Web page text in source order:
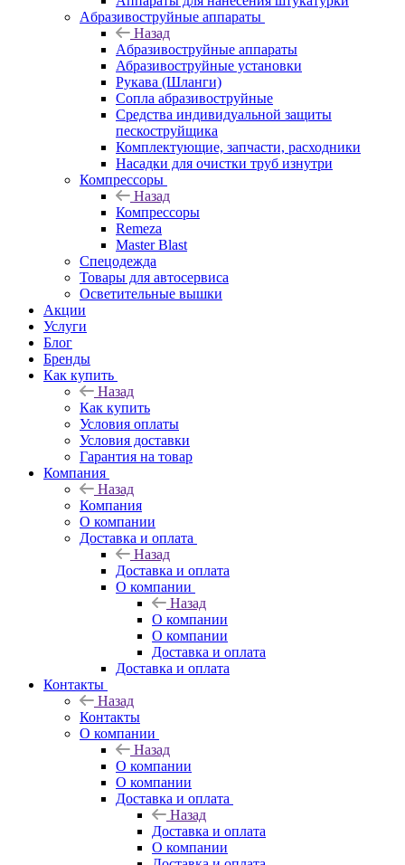
Aбразивоструйные аппараты
Назад
Aбразивоструйные аппараты
Абразивоструйные установки
Рукава (Шланги)
Сопла абразивоструйные
Средства индивидуальной защиты
пескоструйщика
Комплектующие, запчасти, расходники
Насадки для очистки труб изнутри
Компрессоры
Назад
Компрессоры
Remeza
Master Blast
Спецодежда
Товары для автосервиса
Осветительные вышки
Акции
Услуги
Блог
Бренды
Как купить
Назад
Как купить
Условия оплаты
Условия доставки
Гарантия на товар
Компания
Назад
Компания
О компании
Доставка и оплата
Назад
Доставка и оплата
О компании
Назад
О компании
О компании
Доставка и оплата
Доставка и оплата
Контакты
Назад
Контакты
О компании
Назад
О компании
О компании
Доставка и оплата
Назад
Доставка и оплата
О компании